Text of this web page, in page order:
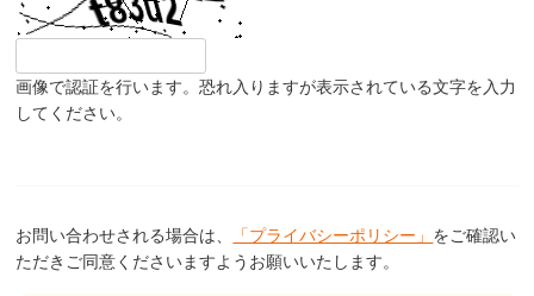
画像で認証を行います。恐れ入りますが表示されている文字を入力
してください。
お問い合わせされる場合は、 「プライバシーポリシー」 をご確認い
ただきご同意くださいますようお願いいたします。